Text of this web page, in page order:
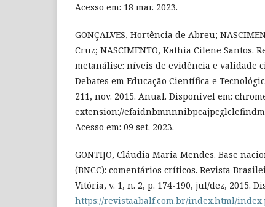
Acesso em: 18 mar. 2023.
GONÇALVES, Hortência de Abreu;
Cruz; NASCIMENTO, Kathia Cilene Santos.
metanálise: níveis de evidência e validade
Debates em Educação Científica e
211, nov. 2015. Anual. Disponível em:
extension://
Acesso em: 09 set. 2023.
GONTIJO, Cláudia Maria Mendes. Base
(BNCC): comentários críticos. Revista
Vitória, v. 1, n. 2, p. 174-190, jul/dez, 2015.
https://revistaabalf.com.br/index.html/